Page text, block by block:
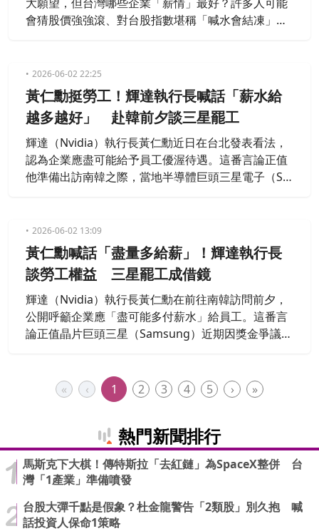
會猜股價強強滾、對台股指數堪稱「喊水會結凍」的
交所及櫃買中心近日公布「2025年上市櫃公司平均員
工薪資」，上市公司前5高薪，分別為日月光投控628.
2萬、祥碩565.7萬、精成科487.2萬、聯發科459.9
萬、瑞昱4
2026-06-02 22:25
黃仁勳挺勞工！輝達執行長喊話「薪水給
越多越好」 赴韓前夕談三星罷工
輝達（Nvidia）執行長黃仁勳近日在台北發表看法，
認為企業應盡可能給予員工優渥待遇。這番言論正值
他準備出訪南韓之際，當地半導體巨頭三星電子（Sa
2026-06-02 13:09
黃仁勳喊話「盡量多給薪」！輝達執行長
談勞工權益 三星罷工成借鏡
輝達（Nvidia）執行長黃仁勳在前往南韓訪問前夕，
公開呼籲企業應「盡可能多付薪水」給員工。這番言
論正值晶片巨頭三星（Samsung）近期因獎金爭議險
« ‹ 1 2 3 4 5 › »
熱門新聞排行
馬斯克下大棋！傳特斯拉「去紅鏈」為SpaceX整併 台
灣「1產業」準備噴發
台股大彈千點是假象？杜金龍警告「2類股」別久抱 喊
話投資人保命1策略